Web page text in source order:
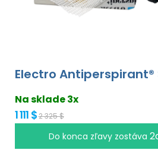
Electro Antiperspirant®
Na sklade 3x
1 111 $2 325 $
Do konca zľavy zostáva